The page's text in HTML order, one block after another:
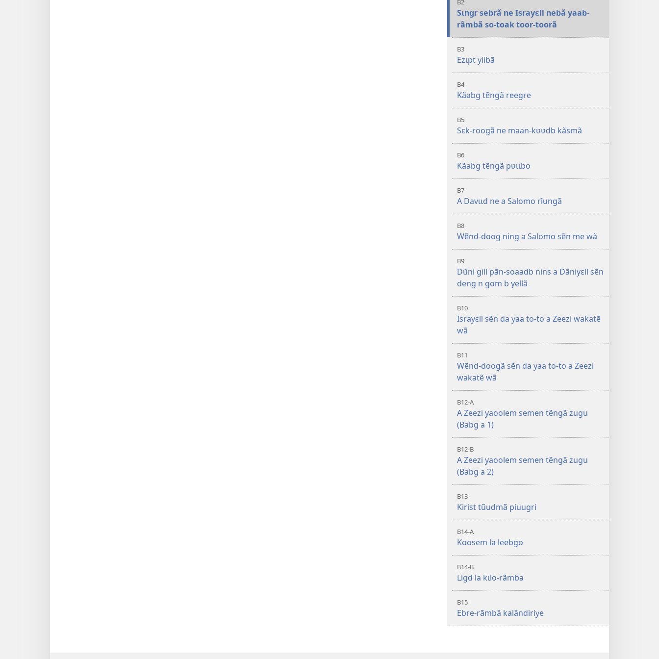
B2
Sɩngr sebrã ne Israyɛll nebã yaab-
rãmbã so-toak toor-toorã
B3
Ezɩpt yiibã
B4
Kãabg tẽngã reegre
B5
Sɛk-roogã ne maan-kʋʋdb kãsmã
B6
Kãabg tẽngã pʋɩɩbo
B7
A Davɩɩd ne a Salomo rĩungã
B8
Wẽnd-doog ning a Salomo sẽn me wã
B9
Dũni gill pãn-soaadb nins a Dãniyɛll sẽn
deng n gom b yellã
B10
Israyɛll sẽn da yaa to-to a Zeezi wakatẽ
wã
B11
Wẽnd-doogã sẽn da yaa to-to a Zeezi
wakatẽ wã
B12-A
A Zeezi yaoolem semen tẽngã zugu
(Babg a 1)
B12-B
A Zeezi yaoolem semen tẽngã zugu
(Babg a 2)
B13
Kirist tũudmã piuugri
B14-A
Koosem la leebgo
B14-B
Ligd la kɩlo-rãmba
B15
Ebre-rãmbã kalãndiriye